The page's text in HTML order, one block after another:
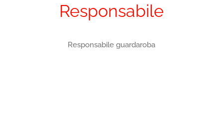
Responsabile
Responsabile guardaroba